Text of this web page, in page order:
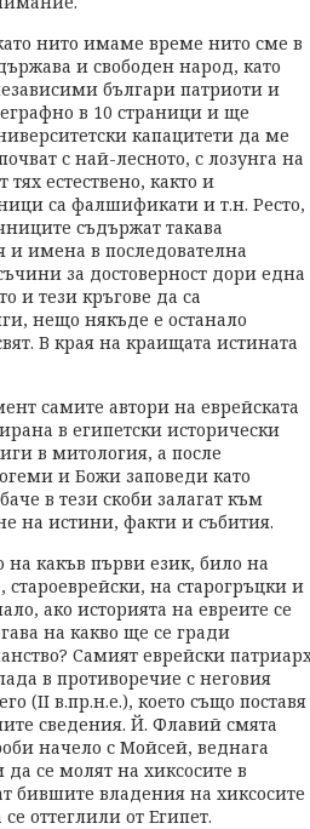
нито имаме време нито сме в
и свободен народ, като
българи патриоти и
в 10 страници и ще
капацитети да ме
с най-лесното, с лозунга на
естествено, както и
са фалшификати и т.н. Ресто,
съдържат такава
и имена в последователна
за достоверност дори една
и тези кръгове да са
нещо някъде е останало
В края на краищата истината
самите автори на еврейската
в египетски исторически
в митология, а после
и Божи заповеди като
в тези скоби залагат към
на истини, факти и събития.
какъв първи език, било на
на старогръцки и
ако историята на евреите се
на какво ще се гради
Самият еврейски
в противоречие с неговия
(ІІ в.пр.н.е.), което също поставя
сведения. Й. Флавий смята
начело с Мойсей, веднага
се молят на хиксосите в
бившите владения на хиксосите
оттеглили от Египет.